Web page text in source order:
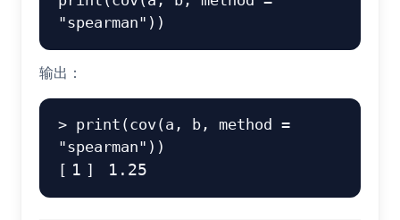
"spearman" ) )
输出：
> print (cov(a , b , method =
"spearman" ) )
[ 1 ] 1.25